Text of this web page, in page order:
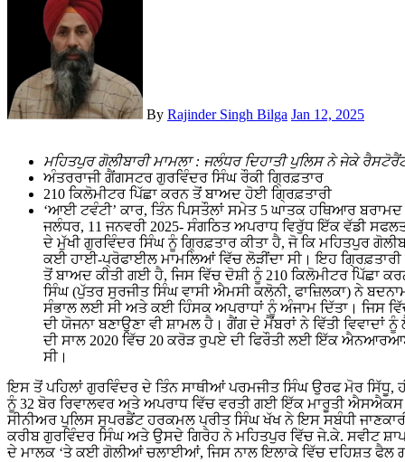
By Rajinder Singh Bilga Jan 12, 2025
ਮਹਿਤਪੁਰ ਗੋਲੀਬਾਰੀ ਮਾਮਲਾ : ਜਲੰਧਰ ਦਿਹਾਤੀ ਪੁਲਿਸ ਨੇ ਜੇਕੇ
ਅੰਤਰਰਾਜੀ ਗੈਂਗਸਟਰ ਗੁਰਵਿੰਦਰ ਸਿੰਘ ਰੌਕੀ ਗ੍ਰਿਫ਼ਤਾਰ
210 ਕਿਲੋਮੀਟਰ ਪਿੱਛਾ ਕਰਨ ਤੋਂ ਬਾਅਦ ਹੋਈ ਗ੍ਰਿਫ਼ਤਾਰੀ
‘ਆਈ ਟਵੰਟੀ’ ਕਾਰ, ਤਿੰਨ ਪਿਸਤੌਲਾਂ ਸਮੇਤ 5 ਘਾਤਕ ਹਥਿਆਰ ਬਰਾਮਦ
ਜਲੰਧਰ, 11 ਜਨਵਰੀ 2025- ਸੰਗਠਿਤ ਅਪਰਾਧ ਵਿਰੁੱਧ ਇੱਕ ਵੱਡੀ
ਦੇ ਮੁੱਖੀ ਗੁਰਵਿੰਦਰ ਸਿੰਘ ਨੂੰ ਗ੍ਰਿਫ਼ਤਾਰ ਕੀਤਾ ਹੈ, ਜੋ ਕਿ ਮਹਿਤਪੁਰ
ਕਈ ਹਾਈ-ਪ੍ਰੋਫਾਈਲ ਮਾਮਲਿਆਂ ਵਿੱਚ ਲੋੜੀਂਦਾ ਸੀ। ਇਹ
ਤੋਂ ਬਾਅਦ ਕੀਤੀ ਗਈ ਹੈ, ਜਿਸ ਵਿੱਚ ਦੋਸ਼ੀ ਨੂੰ 210 ਕਿਲੋਮੀਟਰ ਪਿੱਛਾ
ਸਿੰਘ (ਪੁੱਤਰ ਸੁਰਜੀਤ ਸਿੰਘ ਵਾਸੀ ਐਮਸੀ ਕਲੋਨੀ, ਫਾਜ਼ਿਲਕਾ) ਨੇ
ਸੰਭਾਲ ਲਈ ਸੀ ਅਤੇ ਕਈ ਹਿੰਸਕ ਅਪਰਾਧਾਂ ਨੂੰ ਅੰਜਾਮ ਦਿੱਤਾ। ਜਿਸ
ਦੀ ਯੋਜਨਾ ਬਣਾਉਣਾ ਵੀ ਸ਼ਾਮਲ ਹੈ। ਗੈਂਗ ਦੇ ਮੈਂਬਰਾਂ ਨੇ ਵਿੱਤੀ ਵਿਵਾਦਾਂ
ਦੀ ਸਾਲ 2020 ਵਿੱਚ 20 ਕਰੋੜ ਰੁਪਏ ਦੀ ਫਿਰੌਤੀ ਲਈ ਇੱਕ
ਸੀ।
ਇਸ ਤੋਂ ਪਹਿਲਾਂ ਗੁਰਵਿੰਦਰ ਦੇ ਤਿੰਨ ਸਾਥੀਆਂ ਪਰਮਜੀਤ ਸਿੰਘ ਉਰਫ ਮੋਰ ਸਿੱਧੂ, ਹੀਰਾ ਸਿੰਘ ਉਰਫ ਗੁਰਪ੍ਰਦੀਪ ਸਿੰਘ, ਸੁਨੀਲ ਕੁਮਾਰ ਉਰਫ ਸੋਨੂੰ ਕੰਬੋਜ
ਨੂੰ 32 ਬੋਰ ਰਿਵਾਲਵਰ ਅਤੇ ਅਪਰਾਧ ਵਿੱਚ ਵਰਤੀ ਗਈ ਇੱਕ ਮਾਰੂਤੀ ਐਸਐਕਸ
ਸੀਨੀਅਰ ਪੁਲਿਸ ਸੁਪਰਡੈਂਟ ਹਰਕਮਲ ਪ੍ਰੀਤ ਸਿੰਘ ਖੱਖ ਨੇ ਇਸ ਸਬੰਧੀ
ਕਰੀਬ ਗੁਰਵਿੰਦਰ ਸਿੰਘ ਅਤੇ ਉਸਦੇ ਗਿਰੋਹ ਨੇ ਮਹਿਤਪੁਰ ਵਿੱਚ ਜੇ.ਕੇ. ਸਵੀਟ
ਦੇ ਮਾਲਕ ‘ਤੇ ਕਈ ਗੋਲੀਆਂ ਚਲਾਈਆਂ, ਜਿਸ ਨਾਲ ਇਲਾਕੇ ਵਿੱਚ ਦਹਿਸ਼ਤ ਫੈਲ